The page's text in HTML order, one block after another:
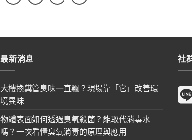
最新消息
大樓換糞管臭味一直飄？現場靠「它」改善環
境異味
物體表面如何透過臭氧殺菌？能取代消毒水
嗎？一次看懂臭氧消毒的原理與應用
社